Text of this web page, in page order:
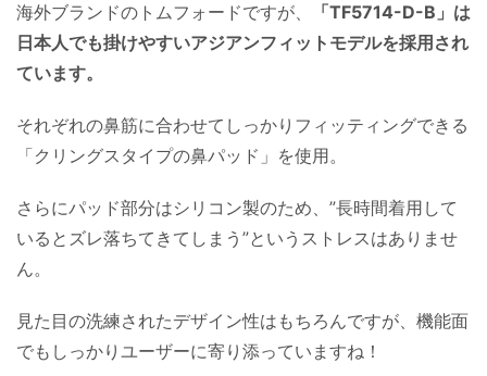
海外ブランドのトムフォードですが、
「TF5714-D-B」は
日本人でも掛けやすいアジアンフィットモデルを採用され
ています。
それぞれの鼻筋に合わせてしっかりフィッティングできる
「クリングスタイプの鼻パッド」を使用。
さらにパッド部分はシリコン製のため、”長時間着用して
いるとズレ落ちてきてしまう”というストレスはありませ
ん。
見た目の洗練されたデザイン性はもちろんですが、機能面
でもしっかりユーザーに寄り添っていますね！